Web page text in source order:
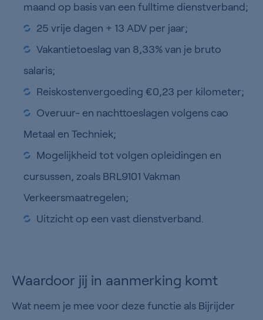
maand op basis van een fulltime dienstverband;
25 vrije dagen + 13 ADV per jaar;
Vakantietoeslag van 8,33% van je bruto
salaris;
Reiskostenvergoeding €0,23 per kilometer;
Overuur- en nachttoeslagen volgens cao
Metaal en Techniek;
Mogelijkheid tot volgen opleidingen en
cursussen, zoals BRL9101 Vakman
Verkeersmaatregelen;
Uitzicht op een vast dienstverband.
Waardoor jij in aanmerking komt
Wat neem je mee voor deze functie als Bijrijder